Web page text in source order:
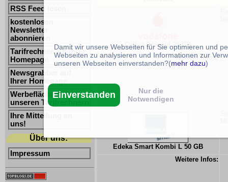
RSS Feed lesen
kostenlosen
Newsletter
abonnieren
Tarifrechner auf Ihrer
Homepage
Newsgrabber auf
Ihrer Homepage
Werbefläche auf
unseren Tarifrechnern
Ihre Mitteilung an
uns!
Über uns:
Impressum
Callya Prepaid 25 GB
Weitere Infos:
Edeka Smart Kombi L 50 GB
Weitere Infos:
Damit wir unsere Webseiten für Sie optimieren und
Webseiten zu analysieren und Informationen zur
unseren Webseiten einverstanden?(mehr dazu)
Einverstanden
Nur die
Notwendigen